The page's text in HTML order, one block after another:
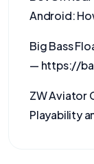
Android:
Big Bass
— https://
ZW Aviator
Playability